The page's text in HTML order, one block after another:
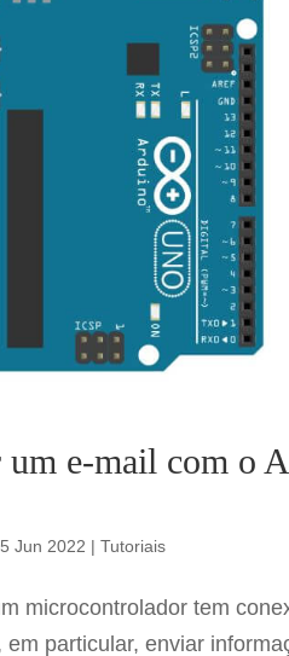
um e-mail com o
Jun 2022 |Tutoriais
microcontrolador tem
em particular, enviar